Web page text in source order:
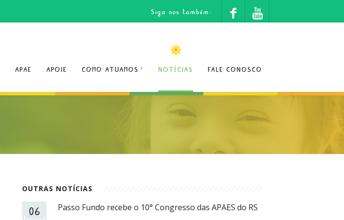
Siga nos também:
APAE APOIE COMO ATUAMOS NOTÍCIAS FALE CONOSCO
OUTRAS NOTÍCIAS
06 Passo Fundo recebe o 10° Congresso das APAES do RS